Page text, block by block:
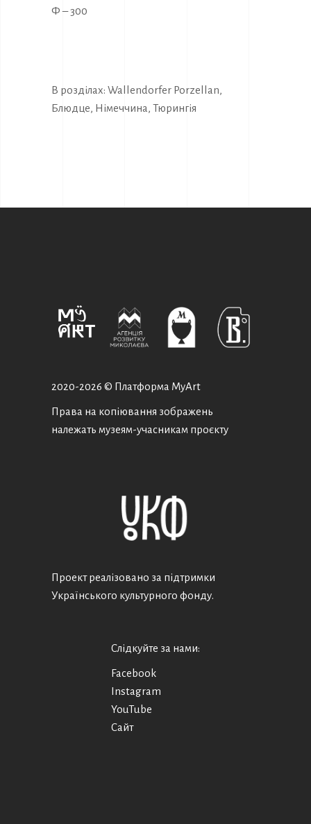
Ф – 300
В розділах: Wallendorfer Porzellan,
Блюдце, Німеччина, Тюрингія
2020-2026 © Платформа MyArt
Права на копіювання зображень
належать музеям-учасникам проєкту
Проект реалізовано за підтримки
Українського культурного фонду.
Слідкуйте за нами:
Facebook
Instagram
YouTube
Сайт